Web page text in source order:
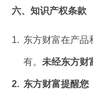
六、知识产权条款
1. 东方财富在产品
有。 未经东方财
2. 东方财富提醒您